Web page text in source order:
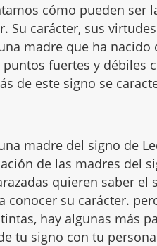
cómo pueden ser
Su carácter, sus
madre que ha nacido
puntos fuertes y débiles
de este signo se
madre del signo de
de las madres del
quieren saber el
conocer su carácter.
hay algunas más
tu signo con tu